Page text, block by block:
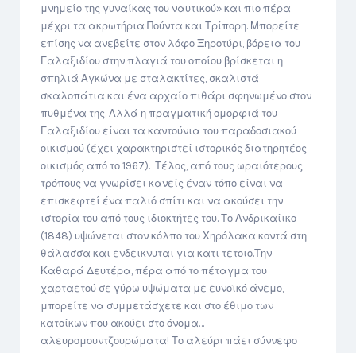
μνημείο της γυναίκας του ναυτικού» και πιο πέρα
μέχρι τα ακρωτήρια Πούντα και Τρίπορη. Μπορείτε
επίσης να ανεβείτε στον λόφο Ξηροτύρι, βόρεια του
Γαλαξιδίου στην πλαγιά του οποίου βρίσκεται η
σπηλιά Αγκώνα με σταλακτίτες, σκαλιστά
σκαλοπάτια και ένα αρχαίο πιθάρι σφηνωμένο στον
πυθμένα της. Αλλά η πραγματική ομορφιά του
Γαλαξιδίου είναι τα καντούνια του παραδοσιακού
οικισμού (έχει χαρακτηριστεί ιστορικός διατηρητέος
οικισμός από το 1967). Τέλος, από τους ωραιότερους
τρόπους να γνωρίσει κανείς έναν τόπο είναι να
επισκεφτεί ένα παλιό σπίτι και να ακούσει την
ιστορία του από τους ιδιοκτήτες του. Το Ανδρικαίικο
(1848) υψώνεται στον κόλπο του Χηρόλακα κοντά στη
θάλασσα και ενδεικνυται για κατι τετοιο.Την
Καθαρά Δευτέρα, πέρα από το πέταγμα του
χαρταετού σε γύρω υψώματα με ευνοϊκό άνεμο,
μπορείτε να συμμετάσχετε και στο έθιμο των
κατοίκων που ακούει στο όνομα…
αλευρομουντζουρώματα! Το αλεύρι πάει σύννεφο